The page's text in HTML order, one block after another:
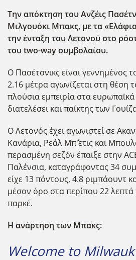
Την απόκτηση του Ανζέις
Μιλγουόκι Μπακς, με τα
την ένταξη του Λετονού στο
του two-way συμβολαίου.
Ο Πασέτσνικς είναι γεννημένος
2.16 μέτρα αγωνίζεται στη θέση
πλούσια εμπειρία στα
διατελέσει και παίκτης των
Ο Λετονός έχει αγωνιστεί σε
Κανάρια, Ρεάλ Μπ΄΄'ετις και
περασμένη σεζόν έπαιξε στην
Παλένσια, καταγράφοντας 34
είχε 13 πόντους, 4.8 ριμπάουντ
μέσον όρο στα περίπου 22 λεπτά
παρκέ.
Η ανάρτηση των Μπακς:
Welcome to